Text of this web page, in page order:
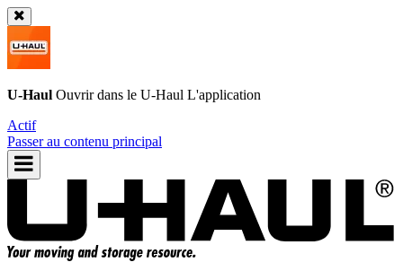
U-Haul Ouvrir dans le U-Haul L'application
Actif
Passer au contenu principal